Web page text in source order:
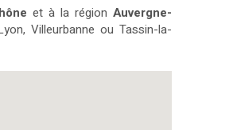
et à la région Auvergne-
Villeurbanne ou Tassin-la-